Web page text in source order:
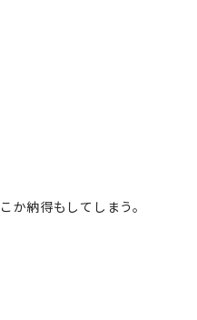
か納得もしてしまう。